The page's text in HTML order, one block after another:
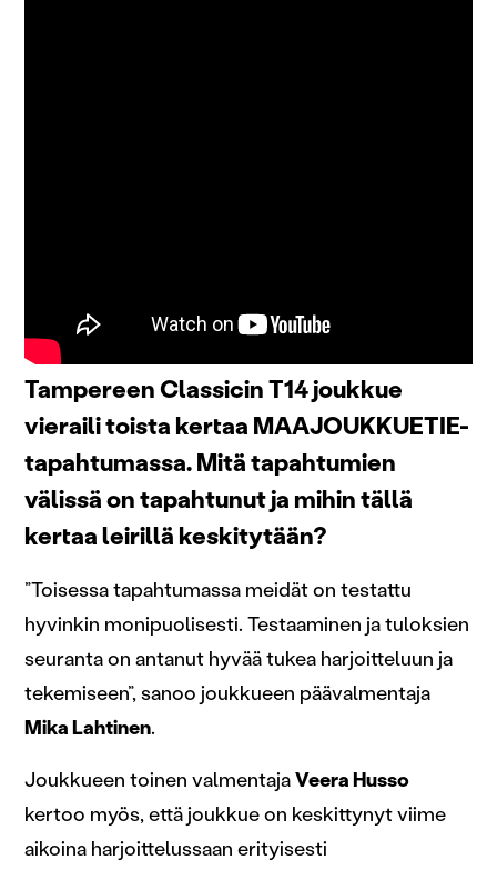
Tampereen Classicin T14 joukkue
vieraili toista kertaa MAAJOUKKUETIE-
tapahtumassa. Mitä tapahtumien
välissä on tapahtunut ja mihin tällä
kertaa leirillä keskitytään?
”Toisessa tapahtumassa meidät on testattu
hyvinkin monipuolisesti. Testaaminen ja tuloksien
seuranta on antanut hyvää tukea harjoitteluun ja
tekemiseen”, sanoo joukkueen päävalmentaja
Mika Lahtinen.
Joukkueen toinen valmentajaVeera Husso
kertoo myös, että joukkue on keskittynyt viime
aikoina harjoittelussaan erityisesti